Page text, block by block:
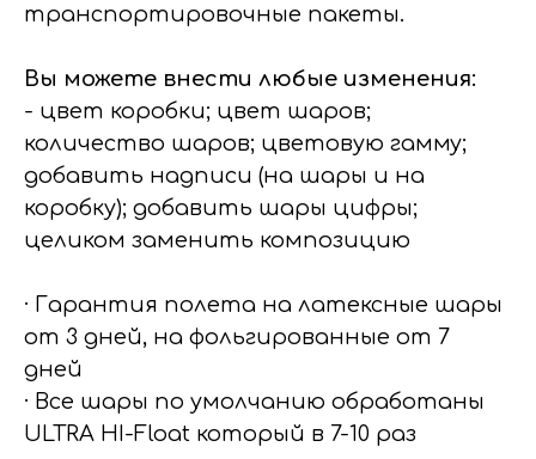
транспортировочные пакеты.
Вы можете внести любые изменения:
- цвет коробки; цвет шаров;
количество шаров; цветовую гамму;
добавить надписи (на шары и на
коробку); добавить шары цифры;
целиком заменить композицию
· Гарантия полета на латексные шары
от 3 дней, на фольгированные от 7
дней
· Все шары по умолчанию обработаны
ULTRA HI-Float который в 7-10 раз